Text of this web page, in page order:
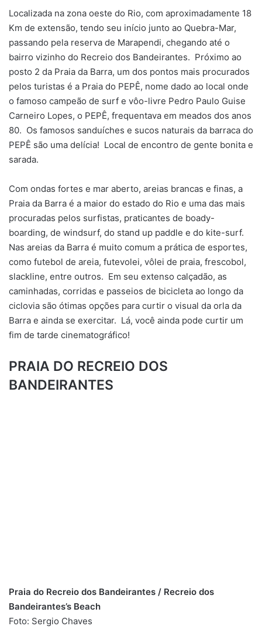
Localizada na zona oeste do Rio, com aproximadamente 18
Km de extensão, tendo seu início junto ao Quebra-Mar,
passando pela reserva de Marapendi, chegando até o
bairro vizinho do Recreio dos Bandeirantes. Próximo ao
posto 2 da Praia da Barra, um dos pontos mais procurados
pelos turistas é a Praia do PEPÊ, nome dado ao local onde
o famoso campeão de surf e vôo-livre Pedro Paulo Guise
Carneiro Lopes, o PEPÊ, frequentava em meados dos anos
80. Os famosos sanduíches e sucos naturais da barraca do
PEPÊ são uma delícia! Local de encontro de gente bonita e
sarada.
Com ondas fortes e mar aberto, areias brancas e finas, a
Praia da Barra é a maior do estado do Rio e uma das mais
procuradas pelos surfistas, praticantes de boady-
boarding, de windsurf, do stand up paddle e do kite-surf.
Nas areias da Barra é muito comum a prática de esportes,
como futebol de areia, futevolei, vôlei de praia, frescobol,
slackline, entre outros. Em seu extenso calçadão, as
caminhadas, corridas e passeios de bicicleta ao longo da
ciclovia são ótimas opções para curtir o visual da orla da
Barra e ainda se exercitar. Lá, você ainda pode curtir um
fim de tarde cinematográfico!
PRAIA DO RECREIO DOS
BANDEIRANTES
Praia do Recreio dos Bandeirantes / Recreio dos
Bandeirantes’s Beach
Foto: Sergio Chaves